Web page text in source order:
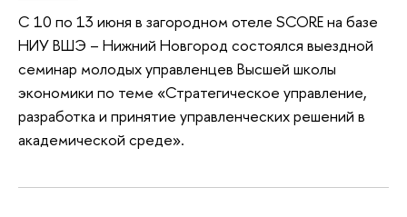
С 10 по 13 июня в загородном отеле SCORE на базе
НИУ ВШЭ – Нижний Новгород состоялся выездной
семинар молодых управленцев Высшей школы
экономики по теме «Стратегическое управление,
разработка и принятие управленческих решений в
академической среде».